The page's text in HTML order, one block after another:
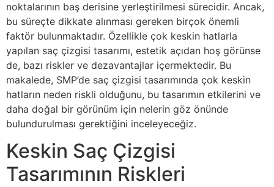
noktalarının baş derisine yerleştirilmesi sürecidir. Ancak,
bu süreçte dikkate alınması gereken birçok önemli
faktör bulunmaktadır. Özellikle çok keskin hatlarla
yapılan saç çizgisi tasarımı, estetik açıdan hoş görünse
de, bazı riskler ve dezavantajlar içermektedir. Bu
makalede, SMP’de saç çizgisi tasarımında çok keskin
hatların neden riskli olduğunu, bu tasarımın etkilerini ve
daha doğal bir görünüm için nelerin göz önünde
bulundurulması gerektiğini inceleyeceğiz.
Keskin Saç Çizgisi
Tasarımının Riskleri